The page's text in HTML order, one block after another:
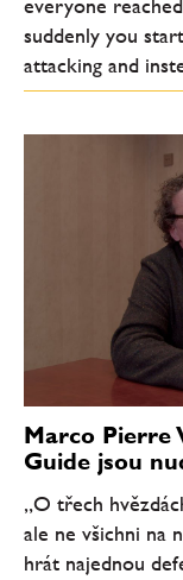
suddenly you
attacking and
Marco Pierre
Guide jsou
„O třech
ale ne všichni na
hrát najednou